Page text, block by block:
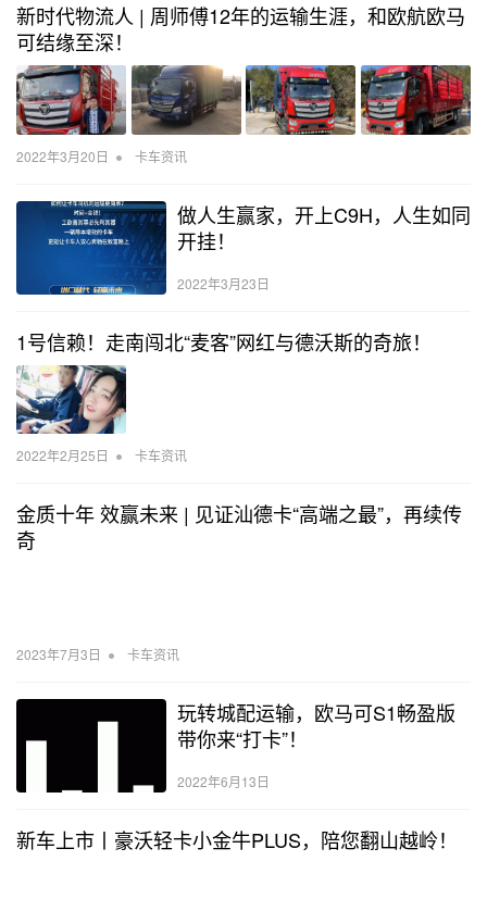
新时代物流人 | 周师傅12年的运输生涯，和欧航欧马
可结缘至深！
2022年3月20日 • 卡车资讯
做人生赢家，开上C9H，人生如同
开挂！
2022年3月23日
1号信赖！走南闯北“麦客”网红与德沃斯的奇旅！
2022年2月25日 • 卡车资讯
金质十年 效赢未来 | 见证汕德卡“高端之最”，再续传
奇
2023年7月3日 • 卡车资讯
玩转城配运输，欧马可S1畅盈版
带你来“打卡”！
2022年6月13日
新车上市丨豪沃轻卡小金牛PLUS，陪您翻山越岭！